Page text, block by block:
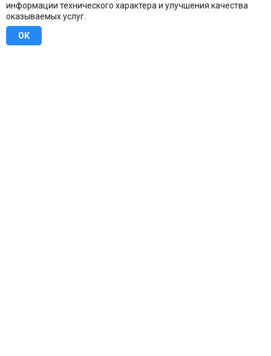
информации технического характера и улучшения качества
оказываемых услуг.
ОК